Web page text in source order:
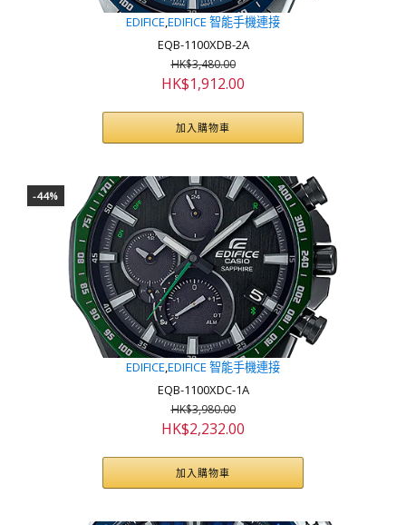
EDIFICEEDIFICE 智能手機連接
EQB-1100XDB-2A
HK$3,480.00
原
價
格：
HK$3,480.00。
HK$1,912.00
價
格：
HK$1,912.00。
加入購物車
-44%
EDIFICEEDIFICE 智能手機連接
EQB-1100XDC-1A
HK$3,980.00
原
價
格：
HK$3,980.00。
HK$2,232.00
價
格：
HK$2,232.00。
加入購物車